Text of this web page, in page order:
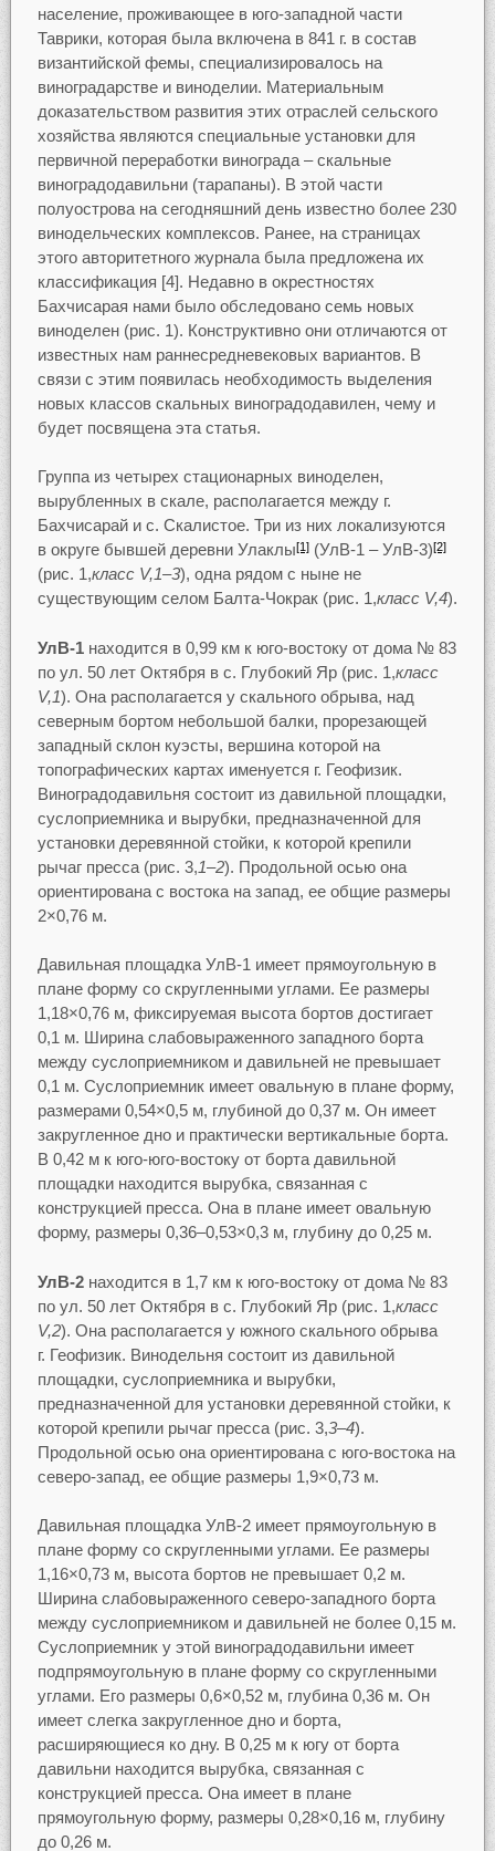
население, проживающее в юго-западной части
Таврики, которая была включена в 841 г. в состав
византийской фемы, специализировалось на
виноградарстве и виноделии. Материальным
доказательством развития этих отраслей сельского
хозяйства являются специальные установки для
первичной переработки винограда – скальные
виноградодавильни (тарапаны). В этой части
полуострова на сегодняшний день известно более 230
винодельческих комплексов. Ранее, на страницах
этого авторитетного журнала была предложена их
классификация [4]. Недавно в окрестностях
Бахчисарая нами было обследовано семь новых
виноделен (рис. 1). Конструктивно они отличаются от
известных нам раннесредневековых вариантов. В
связи с этим появилась необходимость выделения
новых классов скальных виноградодавилен, чему и
будет посвящена эта статья.
Группа из четырех стационарных виноделен,
вырубленных в скале, располагается между г.
Бахчисарай и с. Скалистое. Три из них локализуются
в округе бывшей деревни Улаклы[1](УлВ-1 – УлВ-3)[2]
(рис. 1,класс V,1–3), одна рядом с ныне не
существующим селом Балта-Чокрак (рис. 1,класс V,4).
УлВ-1находится в 0,99 км к юго-востоку от дома № 83
по ул. 50 лет Октября в с. Глубокий Яр (рис. 1,класс
V,1). Она располагается у скального обрыва, над
северным бортом небольшой балки, прорезающей
западный склон куэсты, вершина которой на
топографических картах именуется г. Геофизик.
Виноградодавильня состоит из давильной площадки,
суслоприемника и вырубки, предназначенной для
установки деревянной стойки, к которой крепили
рычаг пресса (рис. 3,1–2). Продольной осью она
ориентирована с востока на запад, ее общие размеры
2×0,76 м.
Давильная площадка УлВ-1 имеет прямоугольную в
плане форму со скругленными углами. Ее размеры
1,18×0,76 м, фиксируемая высота бортов достигает
0,1 м. Ширина слабовыраженного западного борта
между суслоприемником и давильней не превышает
0,1 м. Суслоприемник имеет овальную в плане форму,
размерами 0,54×0,5 м, глубиной до 0,37 м. Он имеет
закругленное дно и практически вертикальные борта.
В 0,42 м к юго-юго-востоку от борта давильной
площадки находится вырубка, связанная с
конструкцией пресса. Она в плане имеет овальную
форму, размеры 0,36–0,53×0,3 м, глубину до 0,25 м.
УлВ-2находится в 1,7 км к юго-востоку от дома № 83
по ул. 50 лет Октября в с. Глубокий Яр (рис. 1,класс
V,2). Она располагается у южного скального обрыва
г. Геофизик. Винодельня состоит из давильной
площадки, суслоприемника и вырубки,
предназначенной для установки деревянной стойки, к
которой крепили рычаг пресса (рис. 3,3–4).
Продольной осью она ориентирована с юго-востока на
северо-запад, ее общие размеры 1,9×0,73 м.
Давильная площадка УлВ-2 имеет прямоугольную в
плане форму со скругленными углами. Ее размеры
1,16×0,73 м, высота бортов не превышает 0,2 м.
Ширина слабовыраженного северо-западного борта
между суслоприемником и давильней не более 0,15 м.
Суслоприемник у этой виноградодавильни имеет
подпрямоугольную в плане форму со скругленными
углами. Его размеры 0,6×0,52 м, глубина 0,36 м. Он
имеет слегка закругленное дно и борта,
расширяющиеся ко дну. В 0,25 м к югу от борта
давильни находится вырубка, связанная с
конструкцией пресса. Она имеет в плане
прямоугольную форму, размеры 0,28×0,16 м, глубину
до 0,26 м.